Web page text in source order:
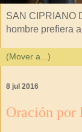
SAN CIPRIANO
hombre prefiera
8 jul 2016
Oración por